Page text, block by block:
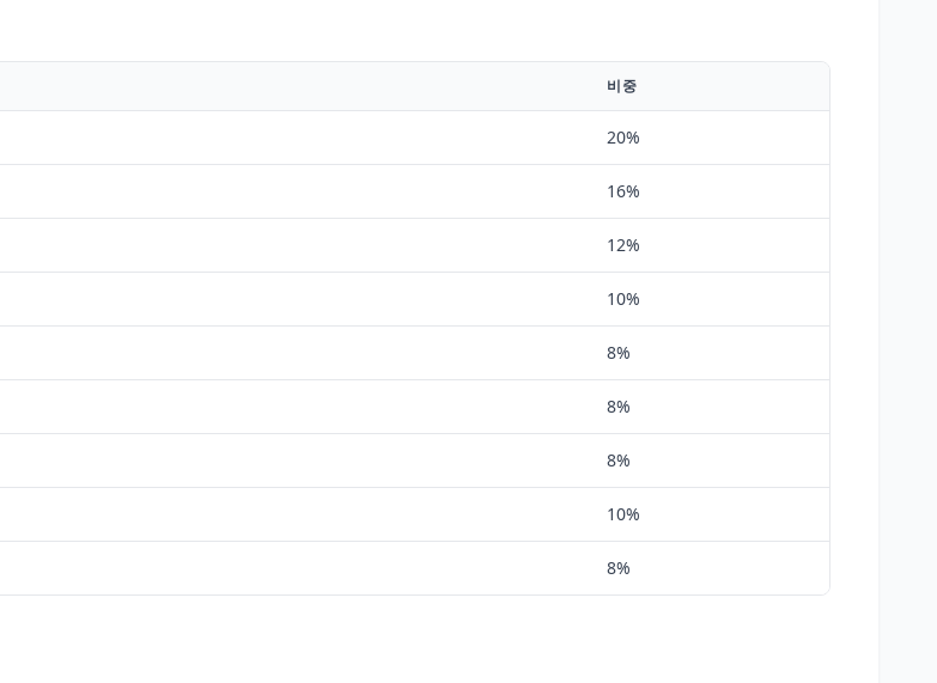
비중
20%
16%
12%
10%
8%
8%
8%
10%
8%